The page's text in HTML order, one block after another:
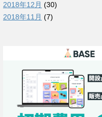
2018年12月 (30)
2018年11月 (7)